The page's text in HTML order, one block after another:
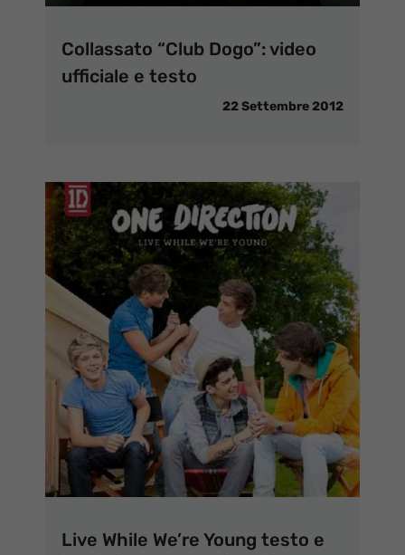
Collassato “Club Dogo”: video
ufficiale e testo
22 Settembre 2012
Live While We’re Young testo e